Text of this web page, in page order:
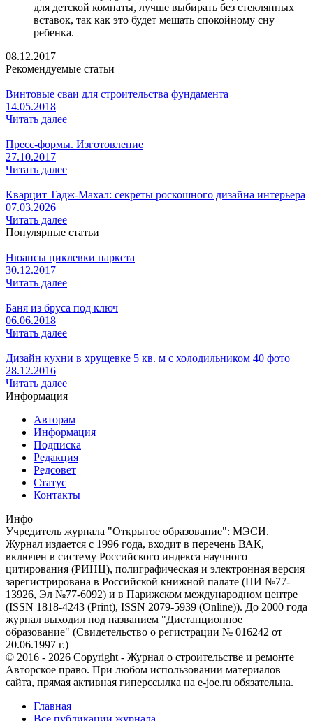
для детской комнаты, лучше выбирать без стеклянных
вставок, так как это будет мешать спокойному сну
ребенка.
08.12.2017
Рекомендуемые статьи
Винтовые сваи для строительства фундамента
14.05.2018
Читать далее
Пресс-формы. Изготовление
27.10.2017
Читать далее
Кварцит Тадж-Махал: секреты роскошного дизайна интерьера
07.03.2026
Читать далее
Популярные статьи
Нюансы циклевки паркета
30.12.2017
Читать далее
Баня из бруса под ключ
06.06.2018
Читать далее
Дизайн кухни в хрущевке 5 кв. м с холодильником 40 фото
28.12.2016
Читать далее
Информация
Авторам
Информация
Подписка
Редакция
Редсовет
Статус
Контакты
Инфо
Учредитель журнала "Открытое образование": МЭСИ.
Журнал издается с 1996 года, входит в перечень ВАК,
включен в систему Российского индекса научного
цитирования (РИНЦ), полиграфическая и электронная версия
зарегистрирована в Российской книжной палате (ПИ №77-
13926, Эл №77-6092) и в Парижском международном центре
(ISSN 1818-4243 (Print), ISSN 2079-5939 (Online)). До 2000 года
журнал выходил под названием "Дистанционное
образование" (Свидетельство о регистрации № 016242 от
20.06.1997 г.)
© 2016 - 2026 Copyright - Журнал о строительстве и ремонте
Авторское право. При любом использовании материалов
сайта, прямая активная гиперссылка на e-joe.ru обязательна.
Главная
Все публикации журнала